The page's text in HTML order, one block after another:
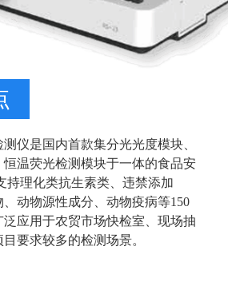
仪是国内首款集分光光度模块、
恒温荧光检测模块于一体的食品安
持理化类抗生素类、违禁添加
动物源性成分、动物疫病等150
应用于农贸市场快检室、现场抽
要求较多的检测场景。